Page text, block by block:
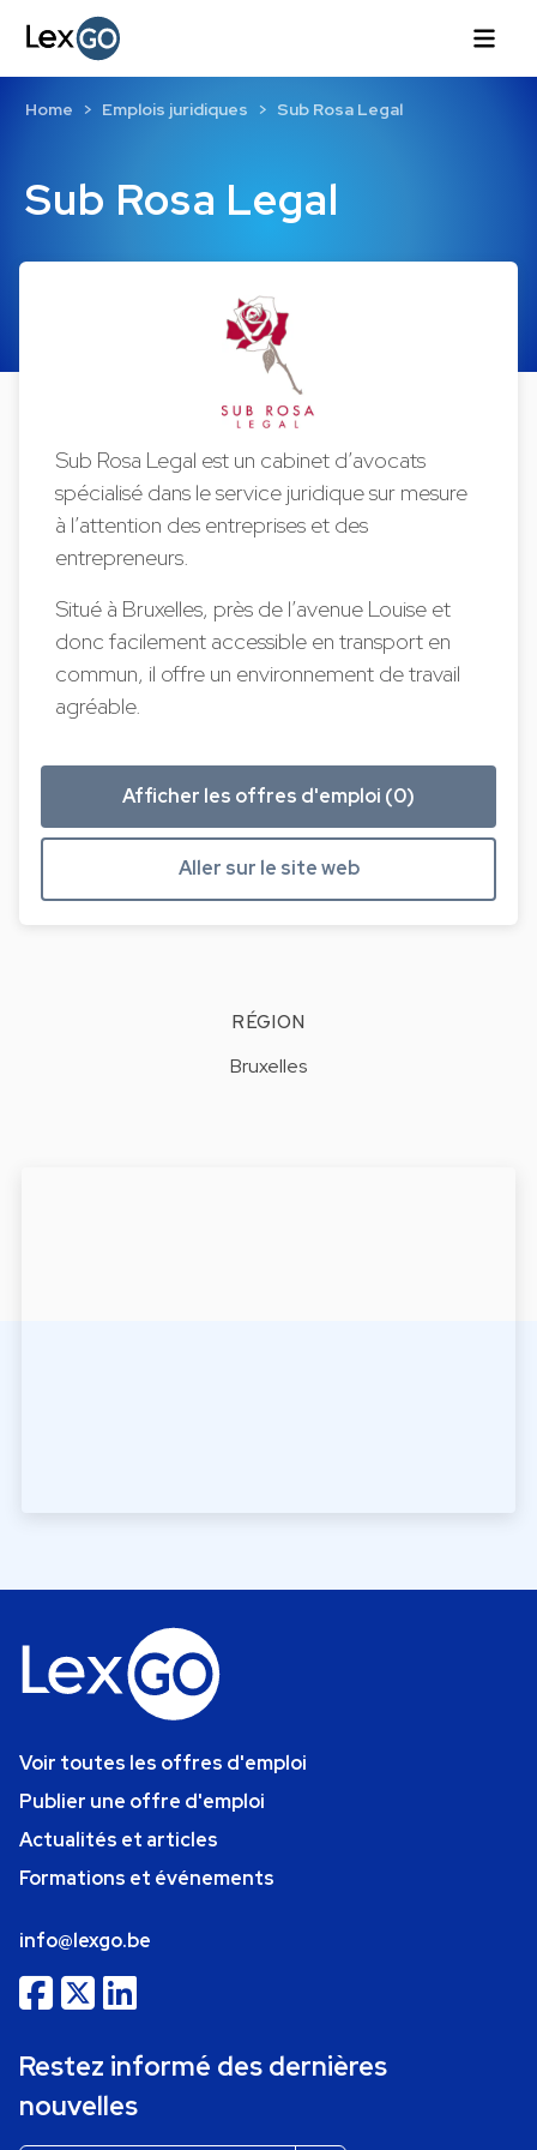
Sub Rosa Legal
Home Emplois juridiques Sub Rosa Legal
Sub Rosa Legal est un cabinet d’avocats
spécialisé dans le service juridique sur mesure
à l’attention des entreprises et des
entrepreneurs.
Situé à Bruxelles, près de l’avenue Louise et
donc facilement accessible en transport en
commun, il offre un environnement de travail
agréable.
Afficher les offres d'emploi (0)
Aller sur le site web
RÉGION
Bruxelles
Voir toutes les offres d'emploi
Publier une offre d'emploi
Actualités et articles
Formations et événements
info@lexgo.be
Restez informé des dernières
nouvelles